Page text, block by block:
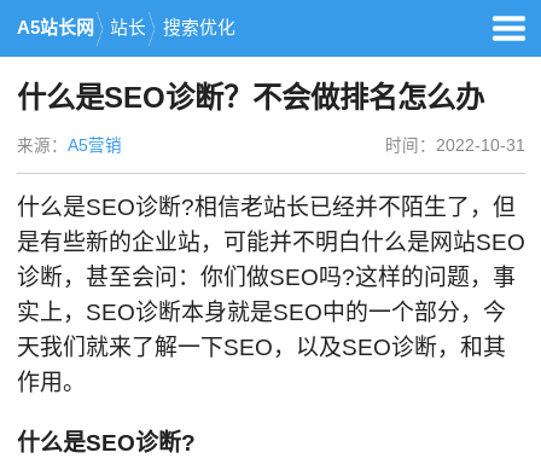
A5站长网 站长 搜索优化
什么是SEO诊断？不会做排名怎么办
来源： A5营销 时间：2022-10-31
什么是SEO诊断?相信老站长已经并不陌生了，但
是有些新的企业站，可能并不明白什么是网站SEO
诊断，甚至会问：你们做SEO吗?这样的问题，事
实上，SEO诊断本身就是SEO中的一个部分，今
天我们就来了解一下SEO，以及SEO诊断，和其
作用。
什么是SEO诊断?